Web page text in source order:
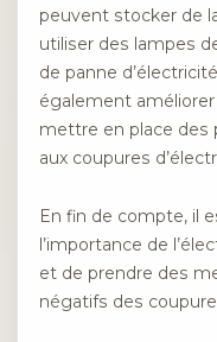
peuvent stocker de
utiliser des lampes
de panne
également
mettre en place des
aux coupures
En fin de compte, il
l’importance de
et de prendre des
négatifs des